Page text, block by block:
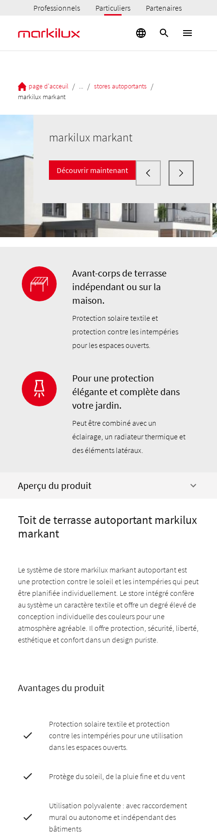
Professionnels Particuliers Partenaires
page d'acceuil / / stores autoportants /
markilux markant
markilux markant
Découvrir maintenant
Avant-corps de terrasse
indépendant ou sur la
maison.
Protection solaire textile et
protection contre les intempéries
pour les espaces ouverts.
Pour une protection
élégante et complète dans
votre jardin.
Peut être combiné avec un
éclairage, un radiateur thermique et
des éléments latéraux.
Aperçu du produit
Toit de terrasse autoportant markilux
markant
Le système de store markilux markant autoportant est
une protection contre le soleil et les intempéries qui peut
être planifiée individuellement. Le store intégré confère
au système un caractère textile et offre un degré élevé de
conception individuelle des couleurs pour une
atmosphère agréable. Il offre protection, sécurité, liberté,
esthétique et confort dans un design puriste.
Avantages du produit
Protection solaire textile et protection
contre les intempéries pour une utilisation
dans les espaces ouverts.
Protège du soleil, de la pluie fine et du vent
Utilisation polyvalente : avec raccordement
mural ou autonome et indépendant des
bâtiments